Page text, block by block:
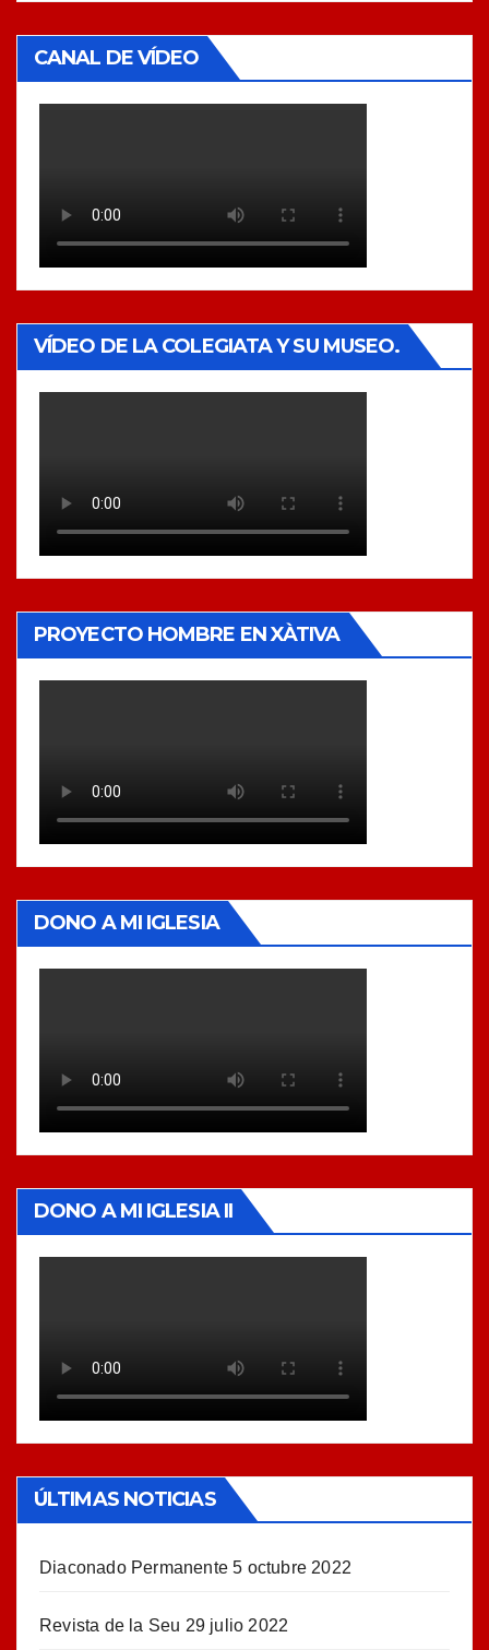
CANAL DE VÍDEO
VÍDEO DE LA COLEGIATA Y SU MUSEO.
PROYECTO HOMBRE EN XÀTIVA
DONO A MI IGLESIA
DONO A MI IGLESIA II
ÚLTIMAS NOTICIAS
Diaconado Permanente 5 octubre 2022
Revista de la Seu 29 julio 2022